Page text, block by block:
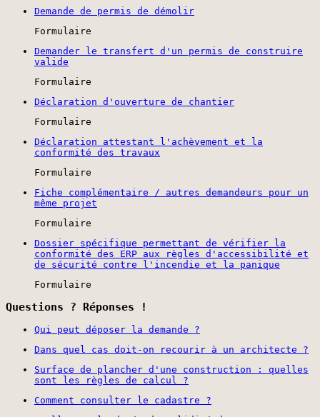
Demande de permis de démolir
Formulaire
Demander le transfert d'un permis de construire
valide
Formulaire
Déclaration d'ouverture de chantier
Formulaire
Déclaration attestant l'achèvement et la
conformité des travaux
Formulaire
Fiche complémentaire / autres demandeurs pour un
même projet
Formulaire
Dossier spécifique permettant de vérifier la
conformité des ERP aux règles d'accessibilité et
de sécurité contre l'incendie et la panique
Formulaire
Questions ? Réponses !
Qui peut déposer la demande ?
Dans quel cas doit-on recourir à un architecte ?
Surface de plancher d'une construction : quelles
sont les règles de calcul ?
Comment consulter le cadastre ?